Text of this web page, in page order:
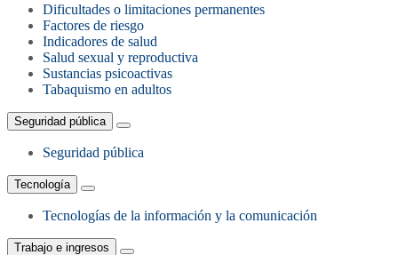
Dificultades o limitaciones permanentes
Factores de riesgo
Indicadores de salud
Salud sexual y reproductiva
Sustancias psicoactivas
Tabaquismo en adultos
Seguridad pública
Seguridad pública
Tecnología
Tecnologías de la información y la comunicación
Trabajo e ingresos